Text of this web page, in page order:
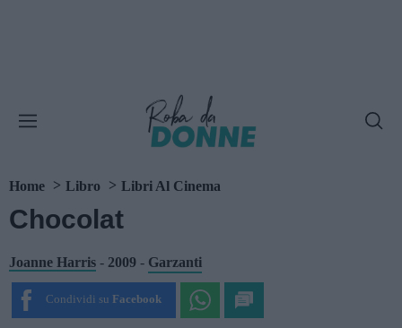
Home Libro Libri Al Cinema
Chocolat
Joanne Harris - 2009 - Garzanti
Condividi su Facebook